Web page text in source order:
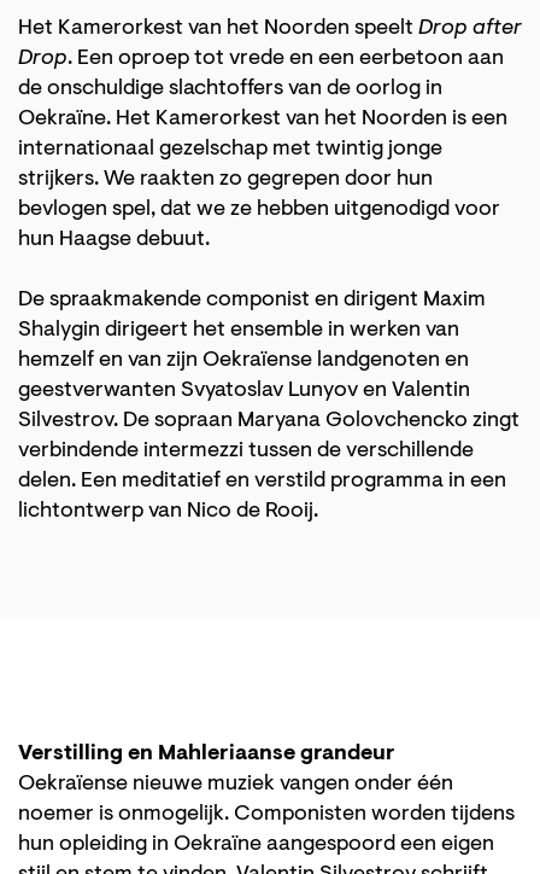
Het Kamerorkest van het Noorden speelt Drop after
Drop. Een oproep tot vrede en een eerbetoon aan
de onschuldige slachtoffers van de oorlog in
Oekraïne. Het Kamerorkest van het Noorden is een
internationaal gezelschap met twintig jonge
strijkers. We raakten zo gegrepen door hun
bevlogen spel, dat we ze hebben uitgenodigd voor
hun Haagse debuut.
De spraakmakende componist en dirigent Maxim
Shalygin dirigeert het ensemble in werken van
hemzelf en van zijn Oekraïense landgenoten en
geestverwanten Svyatoslav Lunyov en Valentin
Silvestrov. De sopraan Maryana Golovchencko zingt
verbindende intermezzi tussen de verschillende
delen. Een meditatief en verstild programma in een
lichtontwerp van Nico de Rooij.
Verstilling en Mahleriaanse grandeur
Oekraïense nieuwe muziek vangen onder één
noemer is onmogelijk. Componisten worden tijdens
hun opleiding in Oekraïne aangespoord een eigen